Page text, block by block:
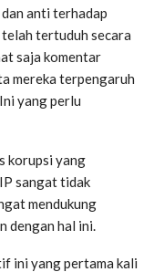
anti terhadap
tertuduh secara
saja komentar
mereka terpengaruh
yang perlu
korupsi yang
sangat tidak
mendukung
dengan hal ini.
ini yang pertama kali